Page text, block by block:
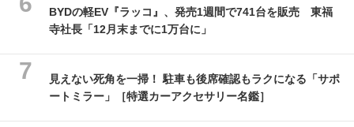
BYDの軽EV『ラッコ』、発売1週間で741台を販売 東福
寺社長「12月末までに1万台に」
見えない死角を一掃！ 駐車も後席確認もラクになる「サポ
ートミラー」［特選カーアクセサリー名鑑］